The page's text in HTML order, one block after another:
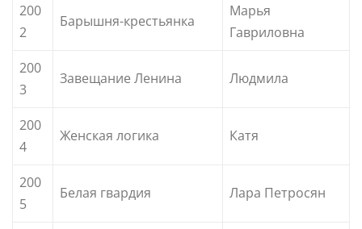
200
2
Барышня-крестьянка
Марья
Гавриловна
200
3
Завещание Ленина Людмила
200
4
Женская логика Катя
200
5
Белая гвардия Лара Петросян